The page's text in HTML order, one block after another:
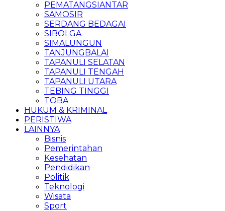
PEMATANGSIANTAR
SAMOSIR
SERDANG BEDAGAI
SIBOLGA
SIMALUNGUN
TANJUNGBALAI
TAPANULI SELATAN
TAPANULI TENGAH
TAPANULI UTARA
TEBING TINGGI
TOBA
HUKUM & KRIMINAL
PERISTIWA
LAINNYA
Bisnis
Pemerintahan
Kesehatan
Pendidikan
Politik
Teknologi
Wisata
Sport